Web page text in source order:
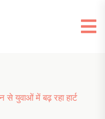
युवाओं में बढ़ रहा हार्ट